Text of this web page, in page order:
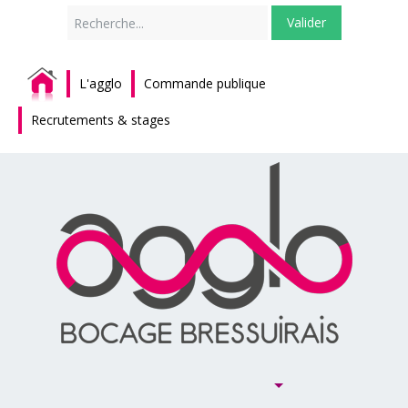
Valider
L'agglo Commande publique
Recrutements & stages